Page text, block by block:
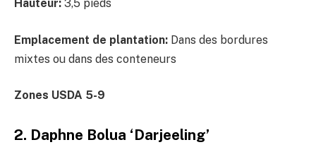
Hauteur: 3,5 pieds
Emplacement de plantation: Dans des bordures
mixtes ou dans des conteneurs
Zones USDA 5-9
2. Daphne Bolua ‘Darjeeling’